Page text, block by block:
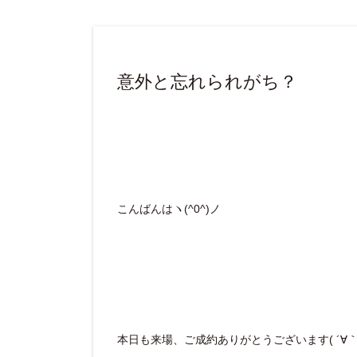
意外と忘れられがち？
こんばんはヽ(^0^)ノ
本日も来場、ご成約ありがとうございます( ´∀